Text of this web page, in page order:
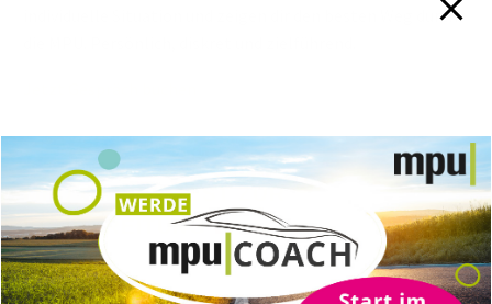
individuelle Situation und zeigen dir den besten Weg durch
MPU ONLINE TEST ZUR
VORBEREITUNG